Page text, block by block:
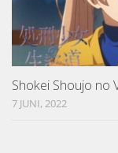
Shokei Shoujo no
7 JUNI, 2022